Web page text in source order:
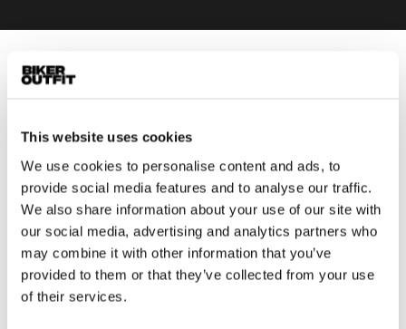
This website uses cookies
We use cookies to personalise content and ads, to
provide social media features and to analyse our traffic.
We also share information about your use of our site with
our social media, advertising and analytics partners who
may combine it with other information that you’ve
provided to them or that they’ve collected from your use
of their services.
Heren
Motorpak heren
Motorjeans heren
Motorhoodie heren
Motorhelm heren